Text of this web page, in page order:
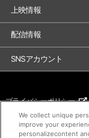
上映情報
配信情報
SNSアカウント
プライバシーポリシー
ご利用条件
著作権について
We collect unique
improve your
personalizecontent